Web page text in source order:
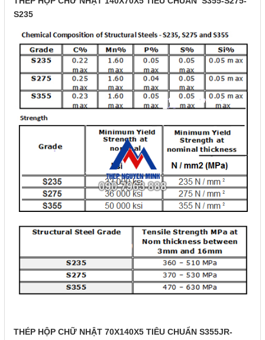
S235
THÉP HỘP CHỮ NHẬT 70X140X5 TIÊU CHUẨN S355JR-